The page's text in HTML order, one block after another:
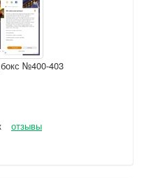
№400-403
отзывы